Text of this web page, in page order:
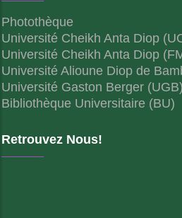
Photothèque
Université Cheikh Anta Diop
Université Cheikh Anta Diop
Université Alioune Diop de
Université Gaston Berger (UGB)
Bibliothèque Universitaire (BU)
Retrouvez Nous!